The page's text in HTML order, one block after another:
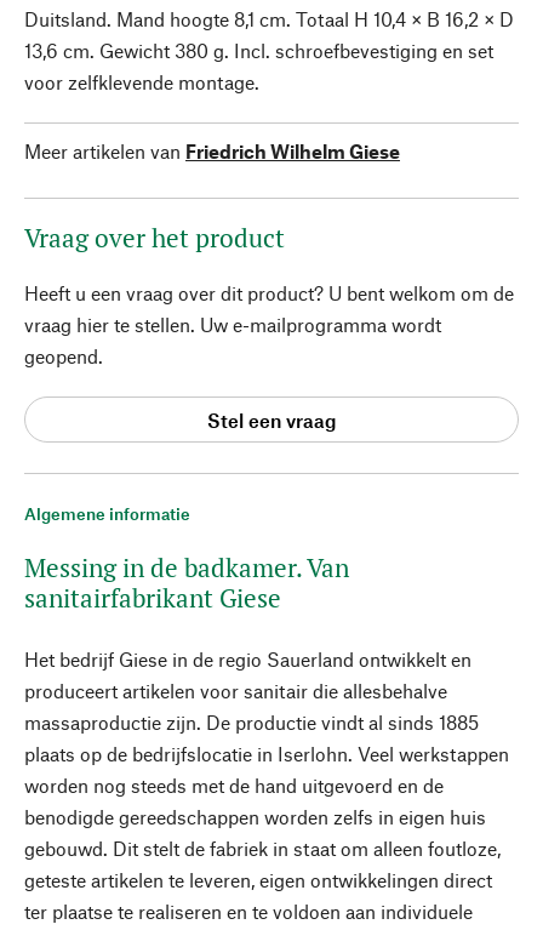
Algemene informatie
Messing in de badkamer. Van
sanitairfabrikant Giese
Het bedrijf Giese in de regio Sauerland ontwikkelt en
produceert artikelen voor sanitair die allesbehalve
massaproductie zijn. De productie vindt al sinds 1885
plaats op de bedrijfslocatie in Iserlohn. Veel werkstappen
worden nog steeds met de hand uitgevoerd en de
benodigde gereedschappen worden zelfs in eigen huis
gebouwd. Dit stelt de fabriek in staat om alleen foutloze,
geteste artikelen te leveren, eigen ontwikkelingen direct
ter plaatse te realiseren en te voldoen aan individuele
Duitsland. Mand hoogte 8,1 cm. Totaal H 10,4 × B 16,2 × D
13,6 cm. Gewicht 380 g. Incl. schroefbevestiging en set
voor zelfklevende montage.
Meer artikelen van Friedrich Wilhelm Giese
Vraag over het product
Heeft u een vraag over dit product? U bent welkom om de
vraag hier te stellen. Uw e-mailprogramma wordt
geopend.
Stel een vraag